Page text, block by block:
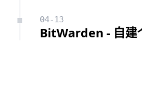
04-13
BitWarden - 自建